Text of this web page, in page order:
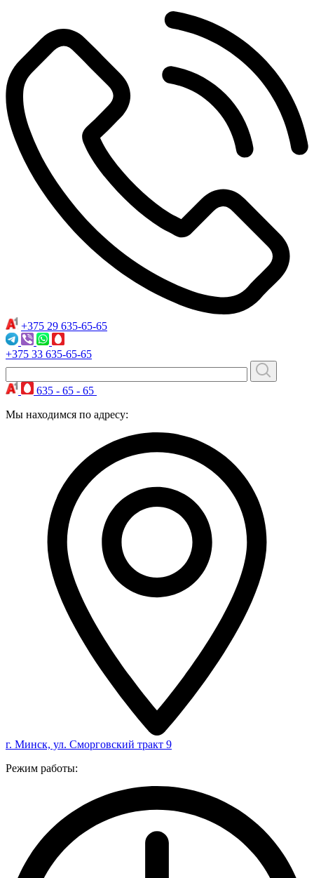
+375 29 635-65-65
+375 33 635-65-65
635 - 65 - 65
Мы находимся по адресу:
г. Минск, ул. Сморговский тракт 9
Режим работы: